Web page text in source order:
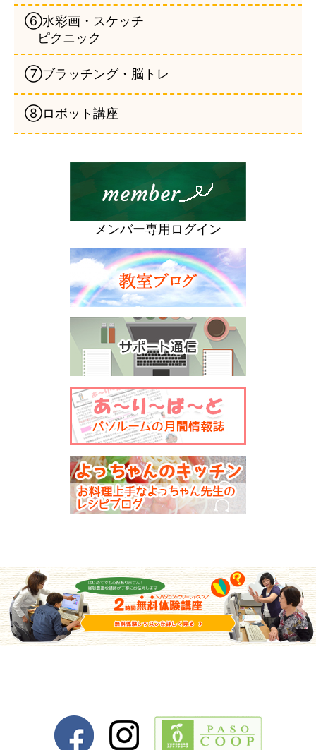
⑥水彩画・スケッチ
ピクニック
⑦ブラッチング・脳トレ
⑧ロボット講座
メンバー専用ログイン